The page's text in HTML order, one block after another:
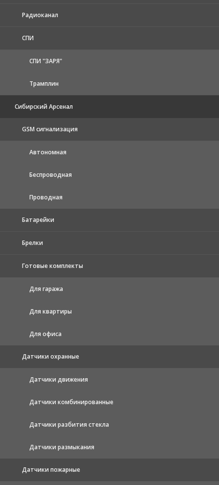
Радиоканал
СПИ
СПИ "ЗАРЯ"
Трамплин
Сибирский Арсенал
GSM сигнализация
Автономная
Беспроводная
Проводная
Батарейки
Брелки
Готовые комплекты
Для гаража
Для квартиры
Для офиса
Датчики охранные
Датчики движения
Датчики комбинированные
Датчики разбития стекла
Датчики размыкания
Датчики пожарные